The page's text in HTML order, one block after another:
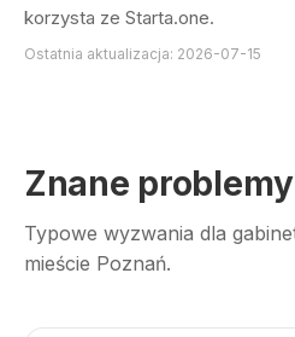
korzysta ze Starta.one.
Ostatnia aktualizacja: 2026-07-15
Znane
Typowe wyzwania dla
mieście Poznań.